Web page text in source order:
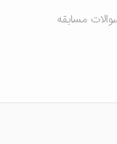
مسابقه